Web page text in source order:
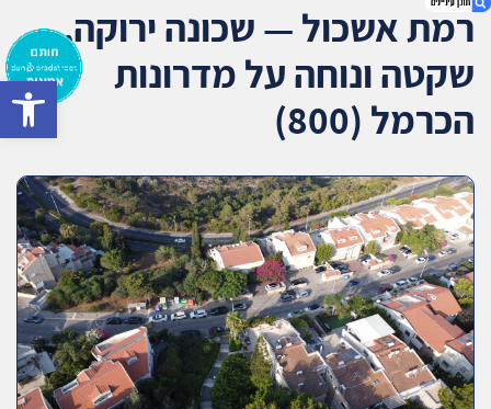
1. רמת אשכול — שכונה ירוקה, שקטה ונוחה על
מדרונות הכרמל (800)
3. שאלתם ? ענינו !
רמת אשכול — שכונה ירוקה,
שקטה ונוחה על מדרונות
הכרמל (800)